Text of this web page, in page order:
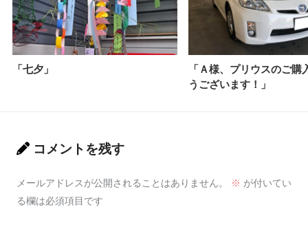
「七夕」
「Ａ様、プリウスのご購
うございます！」
コメントを残す
メールアドレスが公開されることはありません。 ※ が付いてい
る欄は必須項目です